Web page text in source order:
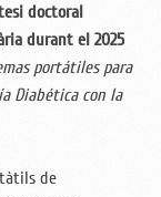
doctoral
durant el 2025
portátiles para
Diabética con la
de